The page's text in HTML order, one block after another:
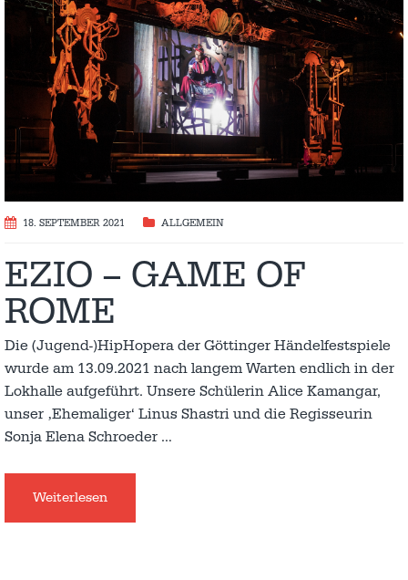
18. SEPTEMBER 2021 ALLGEMEIN
EZIO – GAME OF
ROME
Die (Jugend-)HipHopera der Göttinger Händelfestspiele
wurde am 13.09.2021 nach langem Warten endlich in der
Lokhalle aufgeführt. Unsere Schülerin Alice Kamangar,
unser ‚Ehemaliger‘ Linus Shastri und die Regisseurin
Sonja Elena Schroeder …
Weiterlesen